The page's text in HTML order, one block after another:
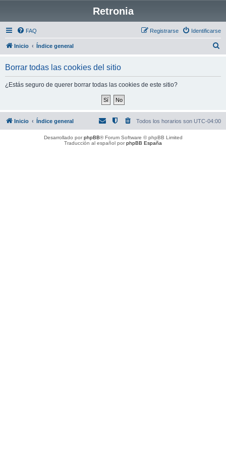
Retronia
FAQ Identificarse
Registrarse
Inicio Índice general
Borrar todas las cookies del sitio
¿Estás seguro de querer borrar todas las cookies de este sitio?
Inicio Índice general Todos los horarios son UTC-04:00
Desarrollado porphpBB® Forum Software © phpBB Limited
Traducción al español porphpBB España